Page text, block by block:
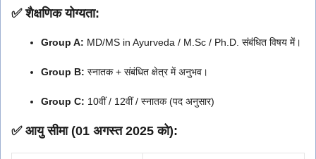
✅ शैक्षणिक योग्यता:
Group A: MD/MS in Ayurveda / M.Sc / Ph.D. संबंधित विषय में।
Group B: स्नातक + संबंधित क्षेत्र में अनुभव।
Group C: 10वीं / 12वीं / स्नातक (पद अनुसार)
✅ आयु सीमा (01 अगस्त 2025 को):